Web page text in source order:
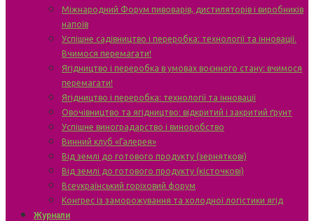
Міжнародний Форум пивоварів, дистиляторів і виробників
напоїв
Успішне садівництво і переробка: технології та інновації.
Вчимося перемагати!
Ягідництво і переробка в умовах воєнного стану: вчимося
перемагати!
Ягідництво і переробка: технології та інновації
Овочівництво та ягідництво: відкритий і закритий ґрунт
Успішне виноградарство і виноробство
Винний клуб «Галерея»
Від землі до готового продукту (зерняткові)
Від землі до готового продукту (кісточкові)
Всеукраїнський горіховий форум
Конгрес із заморожування та холодної логістики ягід
Журнали